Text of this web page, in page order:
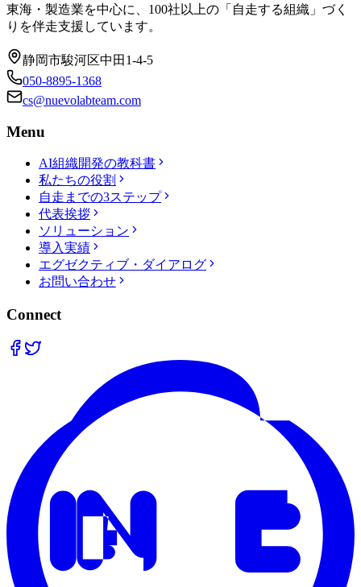
東海・製造業を中心に、100社以上の「自走する組織」づく
りを伴走支援しています。
静岡市駿河区中田1-4-5
050-8895-1368
cs@nuevolabteam.com
Menu
AI組織開発の教科書
私たちの役割
自走までの3ステップ
代表挨拶
ソリューション
導入実績
エグゼクティブ・ダイアログ
お問い合わせ
Connect